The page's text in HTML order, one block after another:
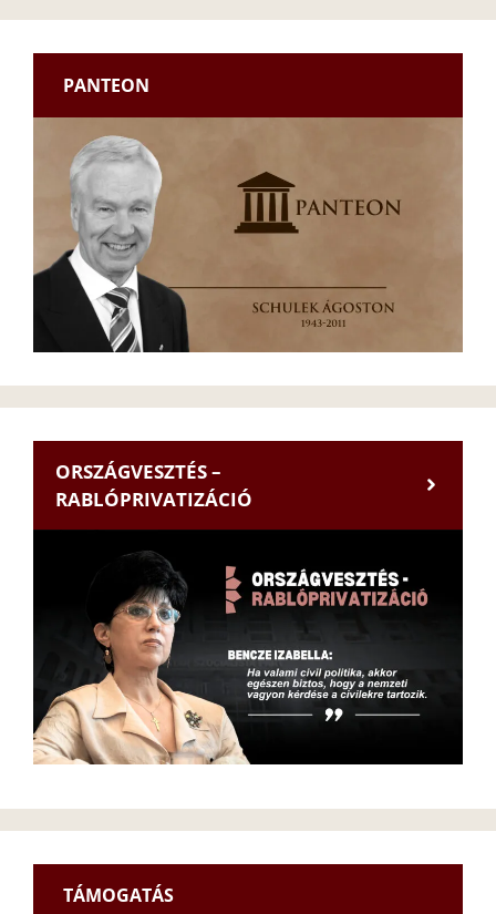
PANTEON
ORSZÁGVESZTÉS –
RABLÓPRIVATIZÁCIÓ
TÁMOGATÁS